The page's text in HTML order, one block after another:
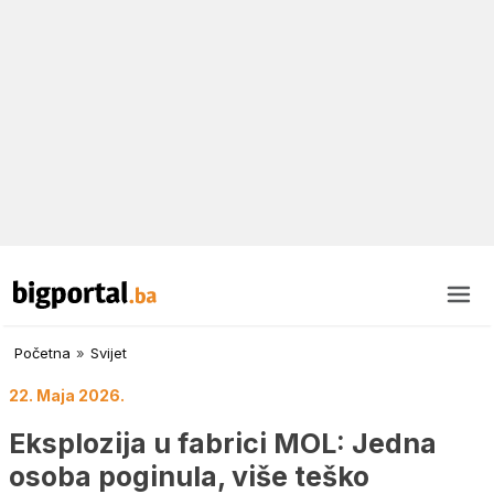
Početna » Svijet
22. Maja 2026.
Eksplozija u fabrici MOL: Jedna
osoba poginula, više teško